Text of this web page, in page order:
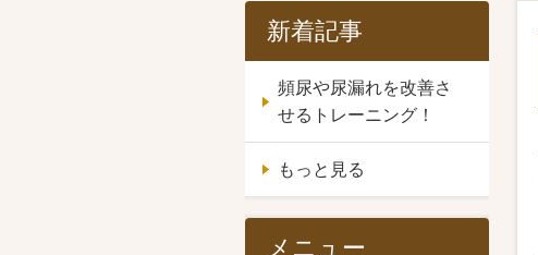
新着記事
頻尿や尿漏れを改善さ
せるトレーニング！
もっと見る
メニュー